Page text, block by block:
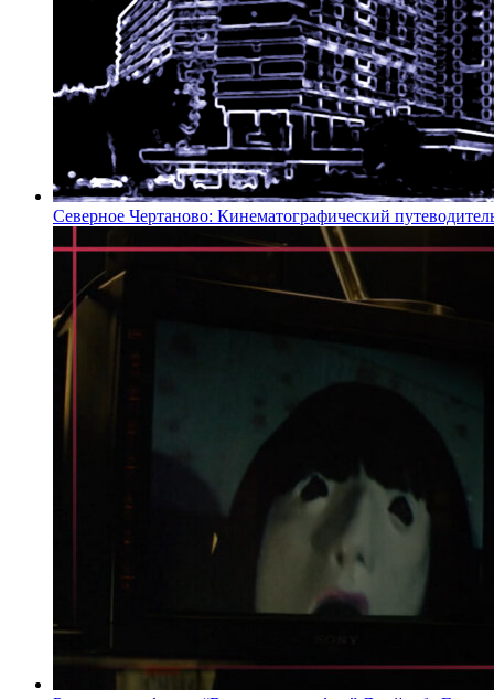
Северное Чертаново: Кинематографический